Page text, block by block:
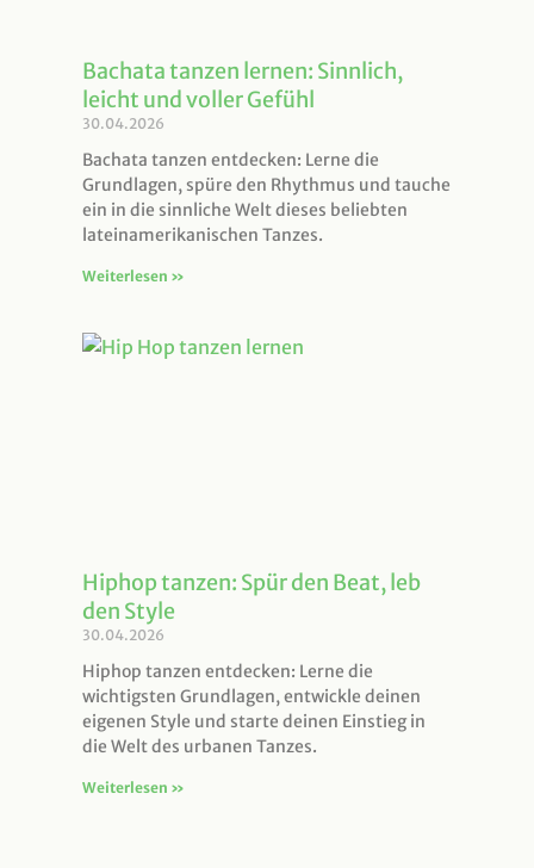
Bachata tanzen lernen: Sinnlich,
leicht und voller Gefühl
30.04.2026
Bachata tanzen entdecken: Lerne die
Grundlagen, spüre den Rhythmus und tauche
ein in die sinnliche Welt dieses beliebten
lateinamerikanischen Tanzes.
Weiterlesen »
Hiphop tanzen: Spür den Beat, leb
den Style
30.04.2026
Hiphop tanzen entdecken: Lerne die
wichtigsten Grundlagen, entwickle deinen
eigenen Style und starte deinen Einstieg in
die Welt des urbanen Tanzes.
Weiterlesen »